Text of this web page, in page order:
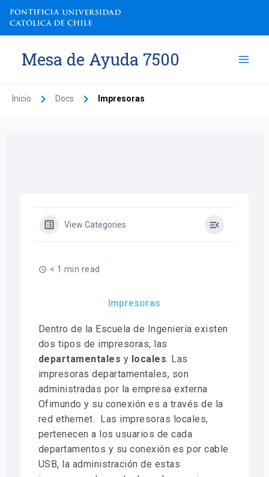
contenido
Mesa de Ayuda 7500
Inicio Docs Impresoras
View Categories
< 1 min read
Impresoras
Dentro de la Escuela de Ingeniería existen
dos tipos de impresoras, las
departamentales y locales. Las
impresoras departamentales, son
administradas por la empresa externa
Ofimundo y su conexión es a través de la
red ethernet. Las impresoras locales,
pertenecen a los usuarios de cada
departamentos y su conexión es por cable
USB, la administración de estas